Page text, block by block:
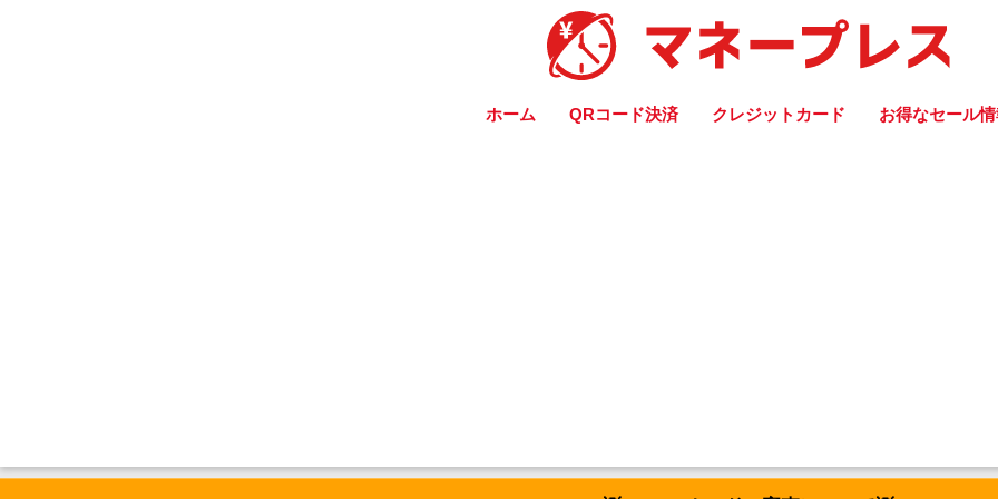
ホーム QRコード決済 クレジットカード お得なセール